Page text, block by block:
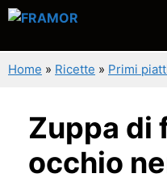
Vai
contenuto
Home » Ricette » Primi
Zuppa di
occhio